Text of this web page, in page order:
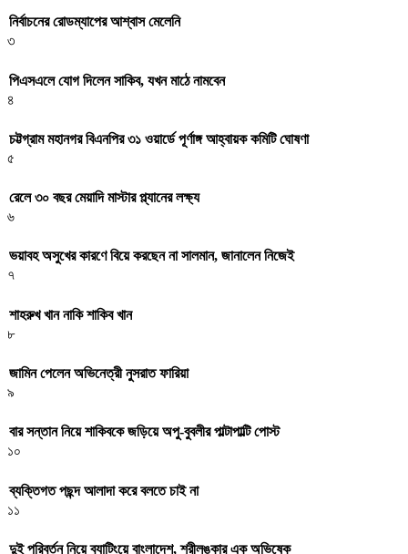
নির্বাচনের রোডম্যাপের আশ্বাস মেলেনি
৩
পিএসএলে যোগ দিলেন সাকিব, যখন মাঠে নামবেন
৪
চট্টগ্রাম মহানগর বিএনপির ৩১ ওয়ার্ডে পূর্ণাঙ্গ আহ্বায়ক কমিটি ঘোষণা
৫
রেলে ৩০ বছর মেয়াদি মাস্টার প্ল্যানের লক্ষ্য
৬
ভয়াবহ অসুখের কারণে বিয়ে করছেন না সালমান, জানালেন নিজেই
৭
শাহরুখ খান নাকি শাকিব খান
৮
জামিন পেলেন অভিনেত্রী নুসরাত ফারিয়া
৯
বার সন্তান নিয়ে শাকিবকে জড়িয়ে অপু-বুবলীর পাল্টাপাল্টি পোস্ট
১০
ব্যক্তিগত পছন্দ আলাদা করে বলতে চাই না
১১
দুই পরিবর্তন নিয়ে ব্যাটিংয়ে বাংলাদেশ, শ্রীলঙ্কার এক অভিষেক